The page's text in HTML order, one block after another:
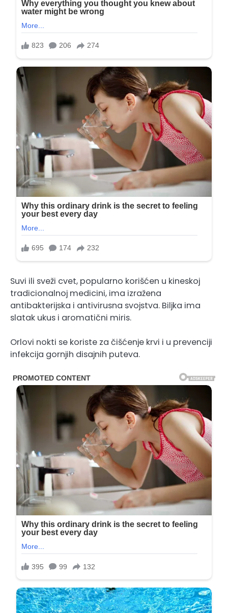
Suvi ili sveži cvet, popularno korišćen u kineskoj
tradicionalnoj medicini, ima izražena
antibakterijska i antivirusna svojstva. Biljka ima
slatak ukus i aromatični miris.
Orlovi nokti se koriste za čišćenje krvi i u prevenciji
infekcija gornjih disajnih puteva.